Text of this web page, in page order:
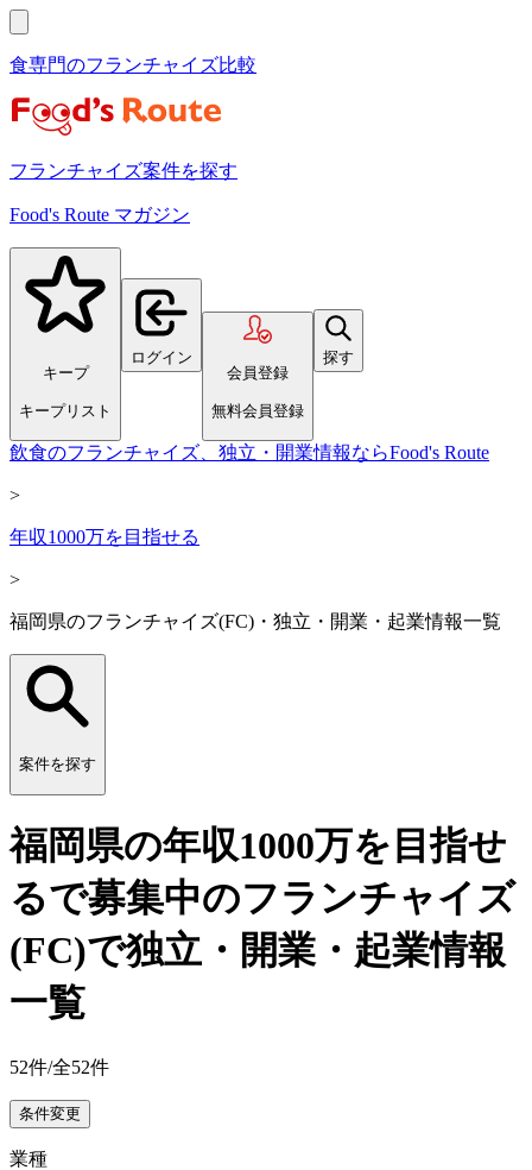
食専門のフランチャイズ比較
フランチャイズ案件を探す
Food's Route マガジン
キープ
キープリスト
ログイン
会員登録
無料会員登録
探す
飲食のフランチャイズ、独立・開業情報ならFood's Route
>
年収1000万を目指せる
>
福岡県のフランチャイズ(FC)・独立・開業・起業情報一覧
案件を探す
福岡県の年収1000万を目指せ
るで募集中のフランチャイズ
(FC)で独立・開業・起業情報
一覧
52件/全52件
条件変更
業種